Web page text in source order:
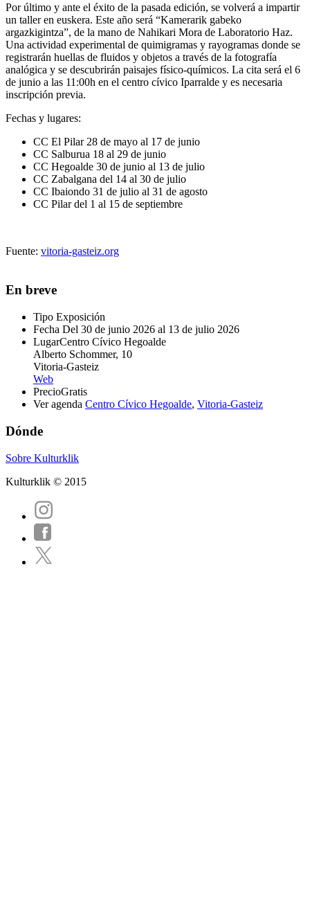
Por último y ante el éxito de la pasada edición, se volverá a impartir
un taller en euskera. Este año será “Kamerarik gabeko
argazkigintza”, de la mano de Nahikari Mora de Laboratorio Haz.
Una actividad experimental de quimigramas y rayogramas donde se
registrarán huellas de fluidos y objetos a través de la fotografía
analógica y se descubrirán paisajes físico-químicos. La cita será el 6
de junio a las 11:00h en el centro cívico Iparralde y es necesaria
inscripción previa.
Fechas y lugares:
CC El Pilar 28 de mayo al 17 de junio
CC Salburua 18 al 29 de junio
CC Hegoalde 30 de junio al 13 de julio
CC Zabalgana del 14 al 30 de julio
CC Ibaiondo 31 de julio al 31 de agosto
CC Pilar del 1 al 15 de septiembre
Fuente: vitoria-gasteiz.org
En breve
Tipo Exposición
Fecha Del 30 de junio 2026 al 13 de julio 2026
LugarCentro Cívico Hegoalde
Alberto Schommer, 10
Vitoria-Gasteiz
Web
PrecioGratis
Ver agenda Centro Cívico Hegoalde, Vitoria-Gasteiz
Dónde
Sobre Kulturklik
Kulturklik © 2015